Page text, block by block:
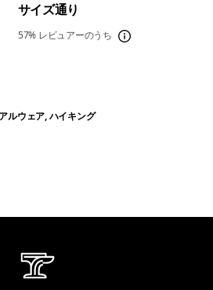
サイズ通り
57% レビュアーのうち
ルウェア, ハイキング